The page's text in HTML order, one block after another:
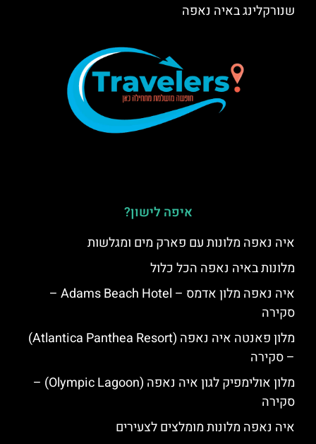
שנורקלינג באיה נאפה
איפה לישון?
איה נאפה מלונות עם פארק מים ומגלשות
מלונות באיה נאפה הכל כלול
איה נאפה מלון אדמס – Adams Beach Hotel –
סקירה
מלון פאנטה איה נאפה (Atlantica Panthea Resort)
– סקירה
מלון אולימפיק לגון איה נאפה (Olympic Lagoon) –
סקירה
איה נאפה מלונות מומלצים לצעירים